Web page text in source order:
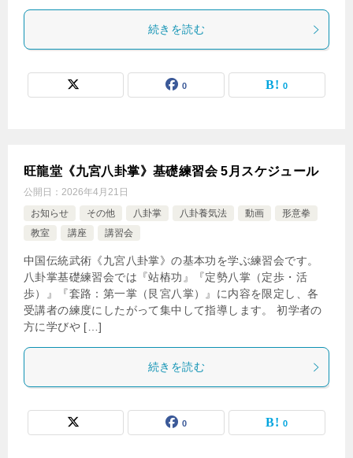
続きを読む
0 0
旺龍堂《九宮八卦掌》基礎練習会 5月スケジュール
公開日： 2026年4月21日
お知らせ
その他 八卦掌 八卦養気法 動画
形意拳
教室
講座 講習会
中国伝統武術《九宮八卦掌》の基本功を学ぶ練習会です。
八卦掌基礎練習会では『站樁功』『定勢八掌（定歩・活
歩）』『套路：第一掌（艮宮八掌）』に内容を限定し、各
受講者の練度にしたがって集中して指導します。 初学者の
方に学びや […]
続きを読む
0 0